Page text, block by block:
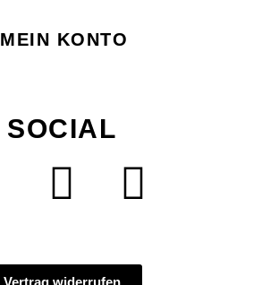
MEIN KONTO
SOCIAL
Vertrag widerrufen